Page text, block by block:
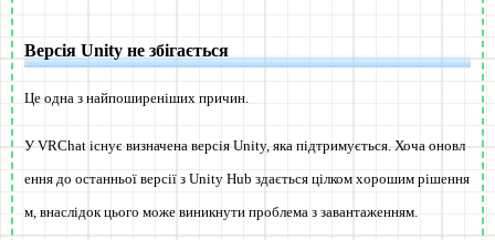
Версія Unity не збігається
Це одна з найпоширеніших причин.
У VRChat існує визначена версія Unity, яка підтримується. Хоча оновл
ення до останньої версії з Unity Hub здається цілком хорошим рішення
м, внаслідок цього може виникнути проблема з завантаженням.